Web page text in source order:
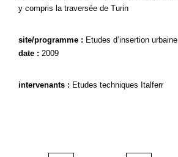
y compris la traversée de Turin
site/programme : Etudes d’insertion urbaine
date : 2009
intervenants : Etudes techniques Italferr